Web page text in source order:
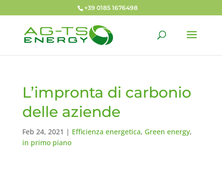
+39 0185 1676498
L’impronta di carbonio
delle aziende
Feb 24, 2021 | Efficienza energetica, Green energy,
in primo piano